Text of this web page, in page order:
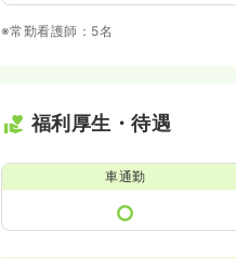
※常勤看護師：5名
福利厚生・待遇
車通勤